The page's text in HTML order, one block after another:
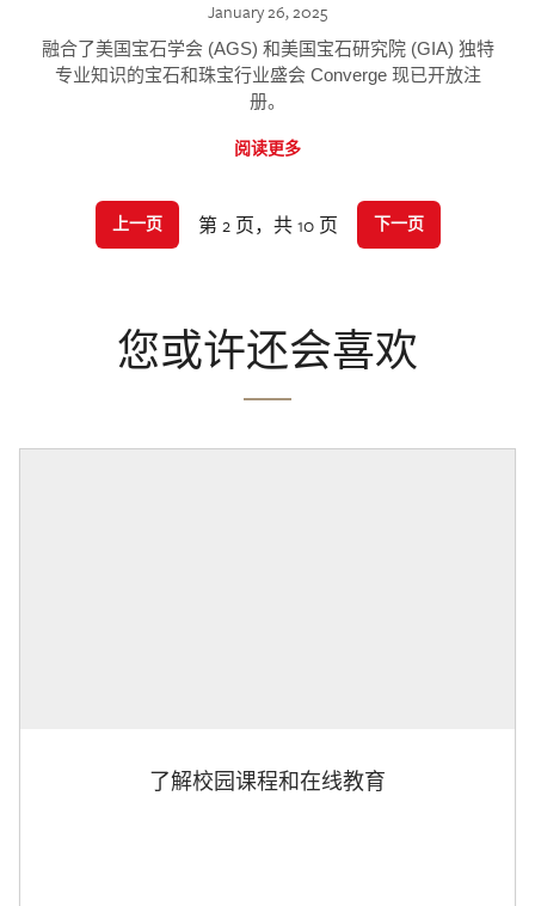
January 26, 2025
融合了美国宝石学会 (AGS) 和美国宝石研究院 (GIA) 独特
专业知识的宝石和珠宝行业盛会 Converge 现已开放注
册。
阅读更多
上一页 第 2 页，共 10 页 下一页
您或许还会喜欢
了解校园课程和在线教育